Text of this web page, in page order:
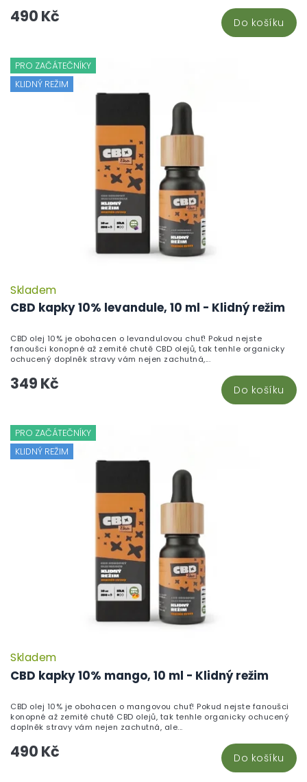
490 Kč Do košíku
PRO ZAČÁTEČNÍKY
KLIDNÝ REŽIM
CBD kapky 10% levandule, 10 ml - Klidný režim
Skladem
349 Kč Do košíku
CBD olej 10% je obohacen o levandulovou chuť! Pokud nejste
fanoušci konopné až zemité chutě CBD olejů, tak tenhle organicky
ochucený doplněk stravy vám nejen zachutná,...
PRO ZAČÁTEČNÍKY
KLIDNÝ REŽIM
CBD kapky 10% mango, 10 ml - Klidný režim
Skladem
490 Kč Do košíku
CBD olej 10% je obohacen o mangovou chuť! Pokud nejste fanoušci
konopné až zemité chutě CBD olejů, tak tenhle organicky ochucený
doplněk stravy vám nejen zachutná, ale...